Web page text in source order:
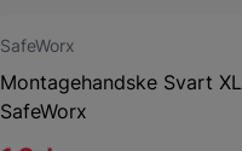
SafeWorx
Montagehandske Svart XL
SafeWorx